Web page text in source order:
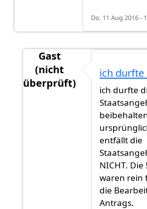
Do. 11 Aug 2016 -
Gast
(nicht
überprüft)
Vielen Dank für
ich durfte
ich durfte
entfällt die
NICHT.
waren rein
die
Antrags.